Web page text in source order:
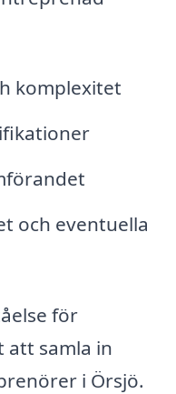
komplexitet
och eventuella
för
att samla in
i Örsjö.